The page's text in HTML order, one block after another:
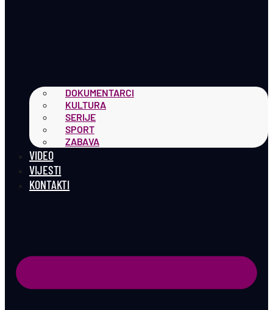
DOKUMENTARCI
KULTURA
SERIJE
SPORT
ZABAVA
VIDEO
VIJESTI
KONTAKTI